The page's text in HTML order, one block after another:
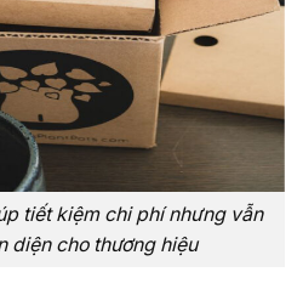
tiết kiệm chi phí nhưng vẫn
diện cho thương hiệu